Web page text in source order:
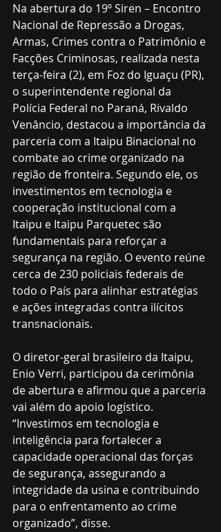
Na abertura do 19º Siren – Encontro
Nacional de Repressão a Drogas,
Armas, Crimes contra o Patrimônio e
Facções Criminosas, realizada nesta
terça-feira (2), em Foz do Iguaçu (PR),
o superintendente regional da
Polícia Federal no Paraná, Rivaldo
Venâncio, destacou a importância da
parceria com a Itaipu Binacional no
combate ao crime organizado na
região de fronteira. Segundo ele, os
investimentos em tecnologia e
cooperação institucional com a
Itaipu e Itaipu Parquetec são
fundamentais para reforçar a
segurança na região. O evento reúne
cerca de 230 policiais federais de
todo o País para alinhar estratégias
e ações integradas contra ilícitos
transnacionais.
O diretor-geral brasileiro da Itaipu,
Enio Verri, participou da cerimônia
de abertura e afirmou que a parceria
vai além do apoio logístico.
“Investimos em tecnologia e
inteligência para fortalecer a
capacidade operacional das forças
de segurança, assegurando a
integridade da usina e contribuindo
para o enfrentamento ao crime
organizado”, disse.